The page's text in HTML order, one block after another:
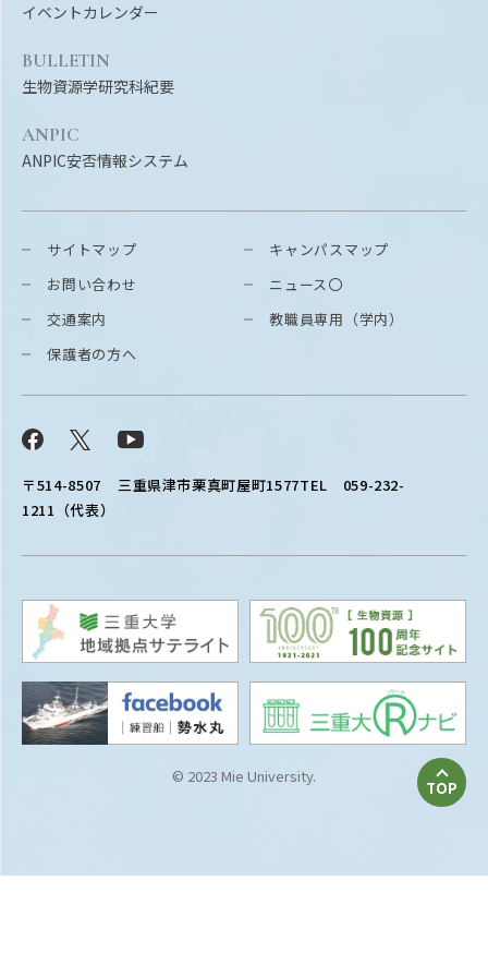
〒514-8507 三重県津市栗真町屋町1577TEL 059-232-
1211（代表）
サイトマップ
お問い合わせ
交通案内
保護者の方へ
Facebook
キャンパスマップ
ニュース〇
教職員専用（学内）
イベントカレンダー
BULLETIN
生物資源学研究科紀要
ANPIC
ANPIC安否情報システム
© 2023 Mie University.
TOP